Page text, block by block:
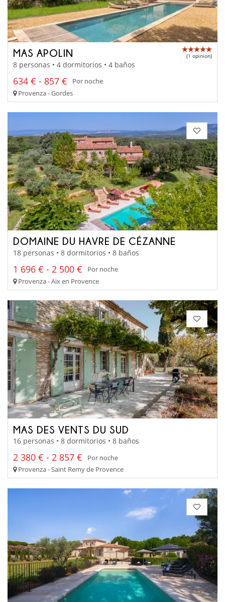
MAS APOLIN (1 opinion)
8 personas • 4 dormitorios • 4 baños
634 € - 857 €
Por noche
Provenza - Gordes
DOMAINE DU HAVRE DE CÉZANNE
18 personas • 8 dormitorios • 8 baños
1 696 € - 2 500 €
Por noche
Provenza - Aix en Provence
MAS DES VENTS DU SUD
16 personas • 8 dormitorios • 8 baños
2 380 € - 2 857 €
Por noche
Provenza - Saint Remy de Provence